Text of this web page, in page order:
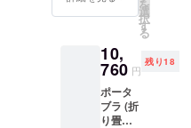
価格が
変更と
合がご
ざいま
売する
場合の
予定価
格から
【20％
オフ】
達成し
た場合
ターン
をお届
けでき
ます。
応援よ
ろしく
を
選
択
す
る
10,
760 円
残り18
ポータ
ブラ (折
り畳み